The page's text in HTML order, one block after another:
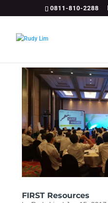
0811-810-2288
FIRST Resources